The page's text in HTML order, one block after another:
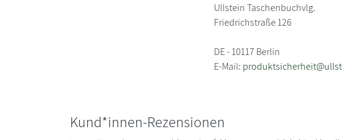
Ullstein Taschenbuchvlg.
Friedrichstraße 126
DE - 10117 Berlin
E-Mail:
Kund*innen-Rezensionen